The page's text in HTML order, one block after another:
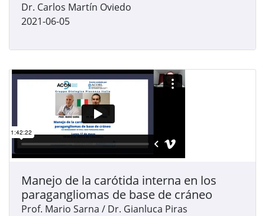
Dr. Carlos Martín Oviedo
2021-06-05
Manejo de la carótida interna en los
paragangliomas de base de cráneo
Prof. Mario Sarna / Dr. Gianluca Piras